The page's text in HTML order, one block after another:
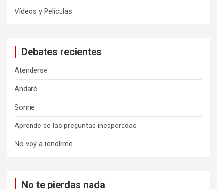
Vídeos y Películas
Debates recientes
Atenderse
Andaré
Sonríe
Aprende de las preguntas inesperadas
No voy a rendirme
No te pierdas nada